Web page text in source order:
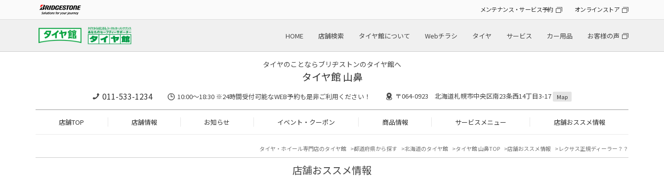
メンテナンス・サービス予約 オンラインストア
HOME 店舗検索 タイヤ館について Webチラシ タイヤ サービス カー用品 お客様の声
タイヤのことならブリヂストンのタイヤ館へ
タイヤ館 山鼻
011-533-1234 10:00～18:30 ※24時間受付可能なWEB予約も是非ご利用ください！ 〒064-0923 北海道札幌市中央区南23条西14丁目3-17 Map
店舗TOP 店舗情報 お知らせ イベント・クーポン 商品情報 サービスメニュー 店舗おススメ情報
タイヤ・ホイール専門店のタイヤ館 都道府県から探す 北海道のタイヤ館 タイヤ館 山鼻TOP 店舗おススメ情報 レクサス正規ディーラー？？
店舗おススメ情報